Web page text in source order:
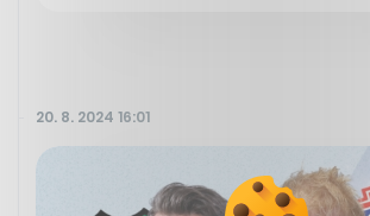
20. 8. 2024 16:01